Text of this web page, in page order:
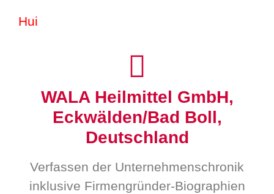
Hui
WALA Heilmittel GmbH,
Eckwälden/Bad Boll,
Deutschland
Verfassen der Unternehmenschronik
inklusive Firmengründer-Biographien